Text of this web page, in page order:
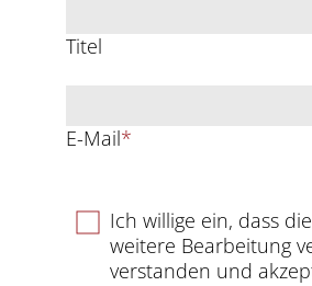
Titel
E-Mail*
Ich willige ein, dass
weitere Bearbeitung
verstanden und